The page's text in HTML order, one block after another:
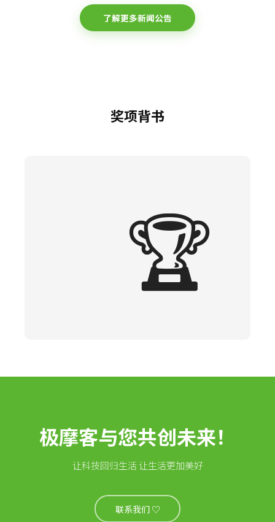
了解更多新闻公告
奖项背书
🏆
极摩客与您共创未来！
让科技回归生活 让生活更加美好
联系我们 ♡